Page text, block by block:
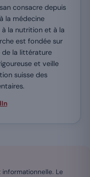
consacre depuis
la médecine
à la nutrition et à la
est fondée sur
de la littérature
et veille
suisse des
Le